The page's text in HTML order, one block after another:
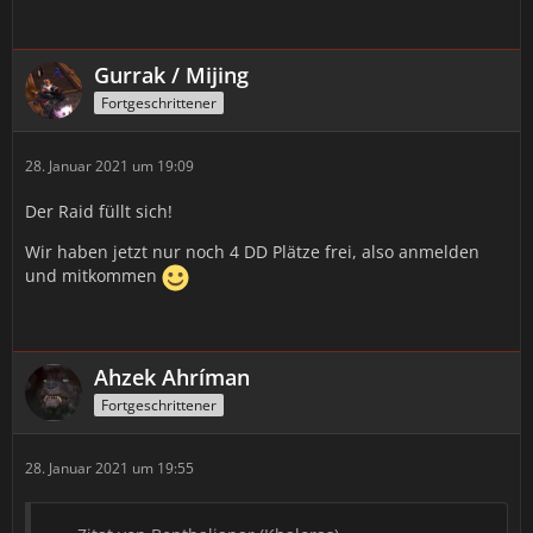
Gurrak / Mijing
Fortgeschrittener
28. Januar 2021 um 19:09
Der Raid füllt sich!
Wir haben jetzt nur noch 4 DD Plätze frei, also anmelden
und mitkommen
Ahzek Ahríman
Fortgeschrittener
28. Januar 2021 um 19:55